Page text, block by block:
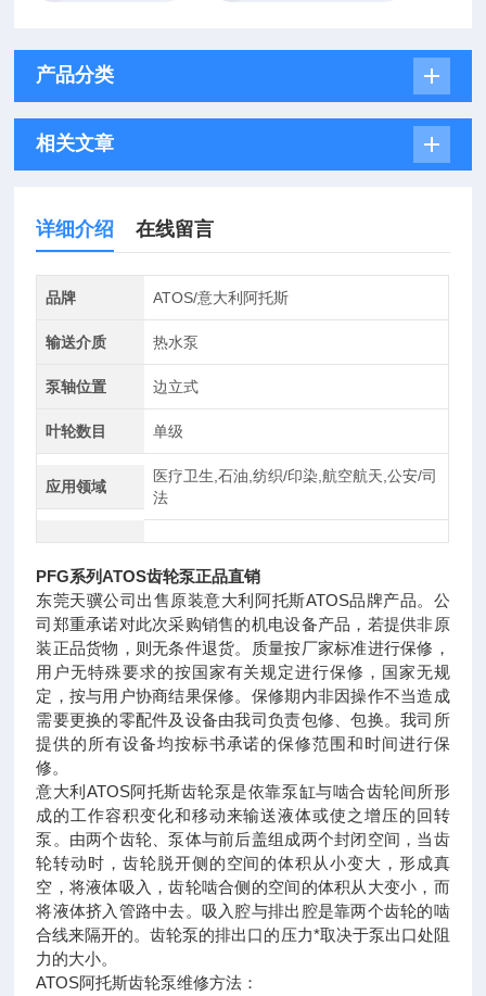
产品分类
相关文章
详细介绍 在线留言
品牌 ATOS/意大利阿托斯
输送介质 热水泵
泵轴位置 边立式
叶轮数目 单级
应用领域
医疗卫生,石油,纺织/印染,航空航天,公安/司
法
PFG系列ATOS齿轮泵正品直销
东莞天骥公司出售原装意大利阿托斯ATOS品牌产品。公
司郑重承诺对此次采购销售的机电设备产品，若提供非原
装正品货物，则无条件退货。质量按厂家标准进行保修，
用户无特殊要求的按国家有关规定进行保修，国家无规
定，按与用户协商结果保修。保修期内非因操作不当造成
需要更换的零配件及设备由我司负责包修、包换。我司所
提供的所有设备均按标书承诺的保修范围和时间进行保
修。
意大利ATOS阿托斯齿轮泵是依靠泵缸与啮合齿轮间所形
成的工作容积变化和移动来输送液体或使之增压的回转
泵。由两个齿轮、泵体与前后盖组成两个封闭空间，当齿
轮转动时，齿轮脱开侧的空间的体积从小变大，形成真
空，将液体吸入，齿轮啮合侧的空间的体积从大变小，而
将液体挤入管路中去。吸入腔与排出腔是靠两个齿轮的啮
合线来隔开的。齿轮泵的排出口的压力*取决于泵出口处阻
力的大小。
ATOS阿托斯齿轮泵维修方法：